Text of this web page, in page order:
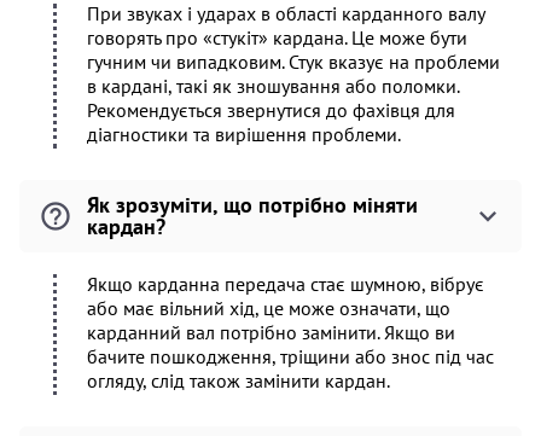
При звуках і ударах в області карданного валу
говорять про «стукіт» кардана. Це може бути
гучним чи випадковим. Стук вказує на проблеми
в кардані, такі як зношування або поломки.
Рекомендується звернутися до фахівця для
діагностики та вирішення проблеми.
Як зрозуміти, що потрібно міняти
кардан?
Якщо карданна передача стає шумною, вібрує
або має вільний хід, це може означати, що
карданний вал потрібно замінити. Якщо ви
бачите пошкодження, тріщини або знос під час
огляду, слід також замінити кардан.